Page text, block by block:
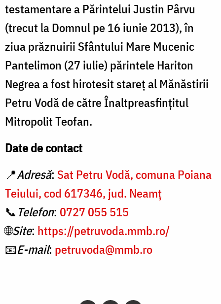
testamentare a Părintelui Justin Pârvu
(trecut la Domnul pe 16 iunie 2013), în
ziua prăznuirii Sfântului Mare Mucenic
Pantelimon (27 iulie) părintele Hariton
Negrea a fost hirotesit stareț al Mănăstirii
Petru Vodă de către Înaltpreasfințitul
Mitropolit Teofan.
Date de contact
📍Adresă: Sat Petru Vodă, comuna Poiana
Teiului, cod 617346, jud. Neamț
📞 Telefon: 0727 055 515
🌐Site: https://petruvoda.mmb.ro/
📧E-mail: petruvoda@mmb.ro